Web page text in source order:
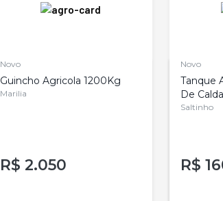
Novo
Guincho Agricola 1200Kg
Marilia
R$ 2.050
Novo
Tanque
De
Saltinho
R$